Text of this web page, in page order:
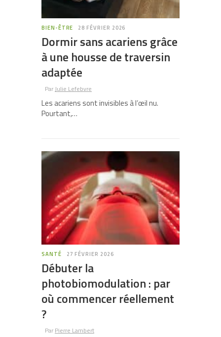
BIEN-ÊTRE 28 FÉVRIER 2026
Dormir sans acariens grâce
à une housse de traversin
adaptée
Par Julie Lefebvre
Les acariens sont invisibles à l’œil nu.
Pourtant,…
SANTÉ 27 FÉVRIER 2026
Débuter la
photobiomodulation : par
où commencer réellement
?
Par Pierre Lambert